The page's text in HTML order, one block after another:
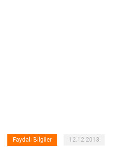
Faydalı Bilgiler 12.12.2013